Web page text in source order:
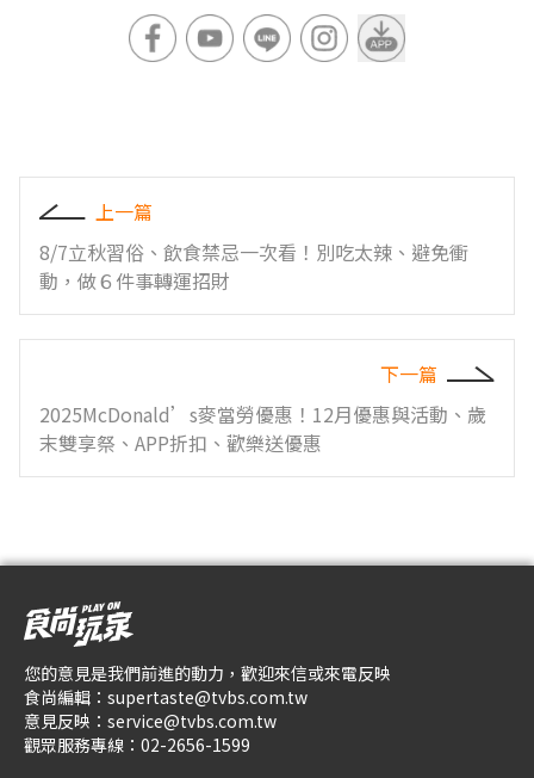
上一篇
8/7立秋習俗、飲食禁忌一次看！別吃太辣、避免衝
動，做６件事轉運招財
下一篇
2025McDonald’s麥當勞優惠！12月優惠與活動、歲
末雙享祭、APP折扣、歡樂送優惠
您的意見是我們前進的動力，歡迎來信或來電反映
食尚編輯： supertaste@tvbs.com.tw
意見反映： service@tvbs.com.tw
觀眾服務專線： 02-2656-1599